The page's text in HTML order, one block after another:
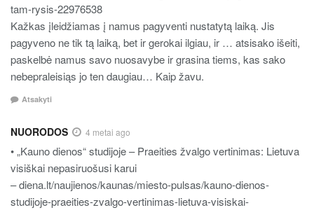
tam-rysis-22976538
Kažkas įleidžiamas į namus pagyventi nustatytą laiką. Jis
pagyveno ne tik tą laiką, bet ir gerokai ilgiau, ir … atsisako išeiti,
paskelbė namus savo nuosavybe ir grasina tiems, kas sako
nebepraleisiąs jo ten daugiau… Kaip žavu.
Atsakyti
NUORODOS 4 metai ago
• „Kauno dienos“ studijoje – Praeities žvalgo vertinimas: Lietuva
visiškai nepasiruošusi karui
– diena.lt/naujienos/kaunas/miesto-pulsas/kauno-dienos-
studijoje-praeities-zvalgo-vertinimas-lietuva-visiskai-